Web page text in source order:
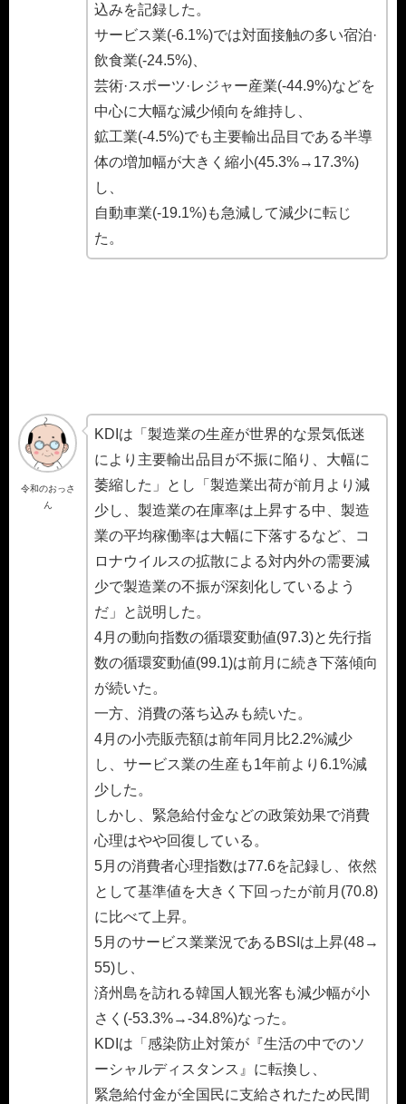
込みを記録した。
サービス業(-6.1%)では対面接触の多い宿泊·
飲食業(-24.5%)、
芸術·スポーツ·レジャー産業(-44.9%)などを
中心に大幅な減少傾向を維持し、
鉱工業(-4.5%)でも主要輸出品目である半導
体の増加幅が大きく縮小(45.3%→17.3%)
し、
自動車業(-19.1%)も急減して減少に転じ
た。
令和のおっさ
ん
KDIは「製造業の生産が世界的な景気低迷
により主要輸出品目が不振に陥り、大幅に
萎縮した」とし「製造業出荷が前月より減
少し、製造業の在庫率は上昇する中、製造
業の平均稼働率は大幅に下落するなど、コ
ロナウイルスの拡散による対内外の需要減
少で製造業の不振が深刻化しているよう
だ」と説明した。
4月の動向指数の循環変動値(97.3)と先行指
数の循環変動値(99.1)は前月に続き下落傾向
が続いた。
一方、消費の落ち込みも続いた。
4月の小売販売額は前年同月比2.2%減少
し、サービス業の生産も1年前より6.1%減
少した。
しかし、緊急給付金などの政策効果で消費
心理はやや回復している。
5月の消費者心理指数は77.6を記録し、依然
として基準値を大きく下回ったが前月(70.8)
に比べて上昇。
5月のサービス業業況であるBSIは上昇(48→
55)し、
済州島を訪れる韓国人観光客も減少幅が小
さく(-53.3%→-34.8%)なった。
KDIは「感染防止対策が『生活の中でのソ
ーシャルディスタンス』に転換し、
緊急給付金が全国民に支給されたため民間